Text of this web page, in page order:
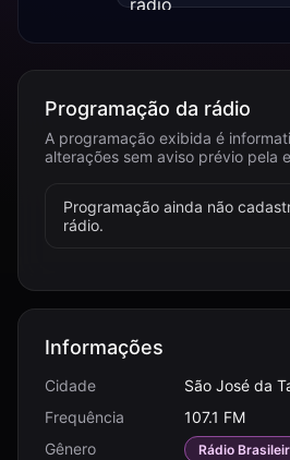
Programação da rádio
A programação exibida é
alterações sem aviso prévio pela
Programação ainda não
rádio.
Informações
Cidade
São José da
Frequência
107.1 FM
Gênero
Rádio